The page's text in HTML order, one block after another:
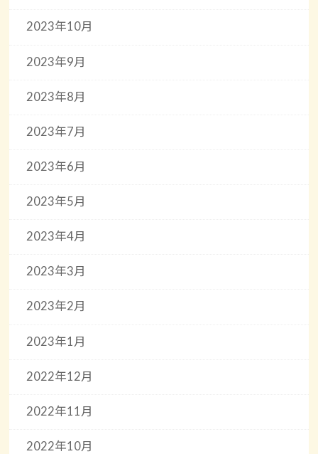
2023年10月
2023年9月
2023年8月
2023年7月
2023年6月
2023年5月
2023年4月
2023年3月
2023年2月
2023年1月
2022年12月
2022年11月
2022年10月